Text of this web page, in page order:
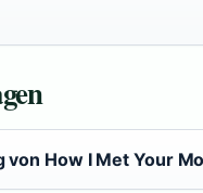
How I Met Your